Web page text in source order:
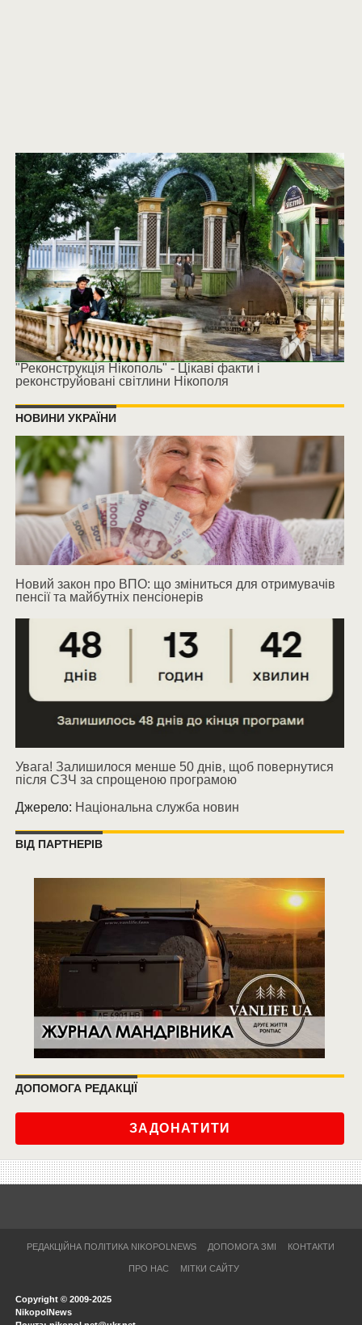
"Реконструкція Нікополь" - Цікаві факти і
реконструйовані світлини Нікополя
НОВИНИ УКРАЇНИ
Новий закон про ВПО: що зміниться для отримувачів
пенсії та майбутніх пенсіонерів
Увага! Залишилося менше 50 днів, щоб повернутися
після СЗЧ за спрощеною програмою
Джерело: Національна служба новин
ВІД ПАРТНЕРІВ
ДОПОМОГА РЕДАКЦІЇ
ЗАДОНАТИТИ
РЕДАКЦІЙНА ПОЛІТИКА NIKOPOLNEWS ДОПОМОГА ЗМІ КОНТАКТИ
ПРО НАС МІТКИ САЙТУ
Copyright © 2009-2025
NikopolNews